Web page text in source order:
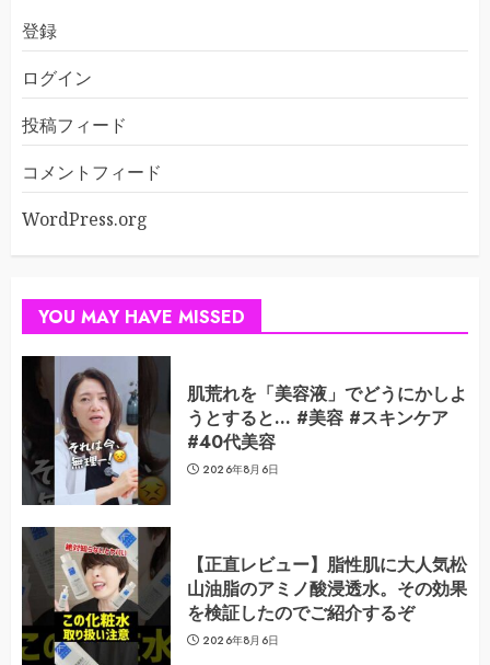
登録
ログイン
投稿フィード
コメントフィード
WordPress.org
YOU MAY HAVE MISSED
肌荒れを「美容液」でどうにかしよ
うとすると… #美容 #スキンケア
#40代美容
2026年8月6日
【正直レビュー】脂性肌に大人気松
山油脂のアミノ酸浸透水。その効果
を検証したのでご紹介するぞ
2026年8月6日